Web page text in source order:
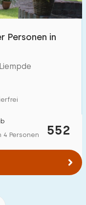
Personen in
552
4 Personen